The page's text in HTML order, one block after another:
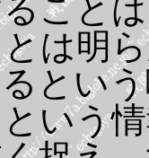
こと
は明
とい
いう